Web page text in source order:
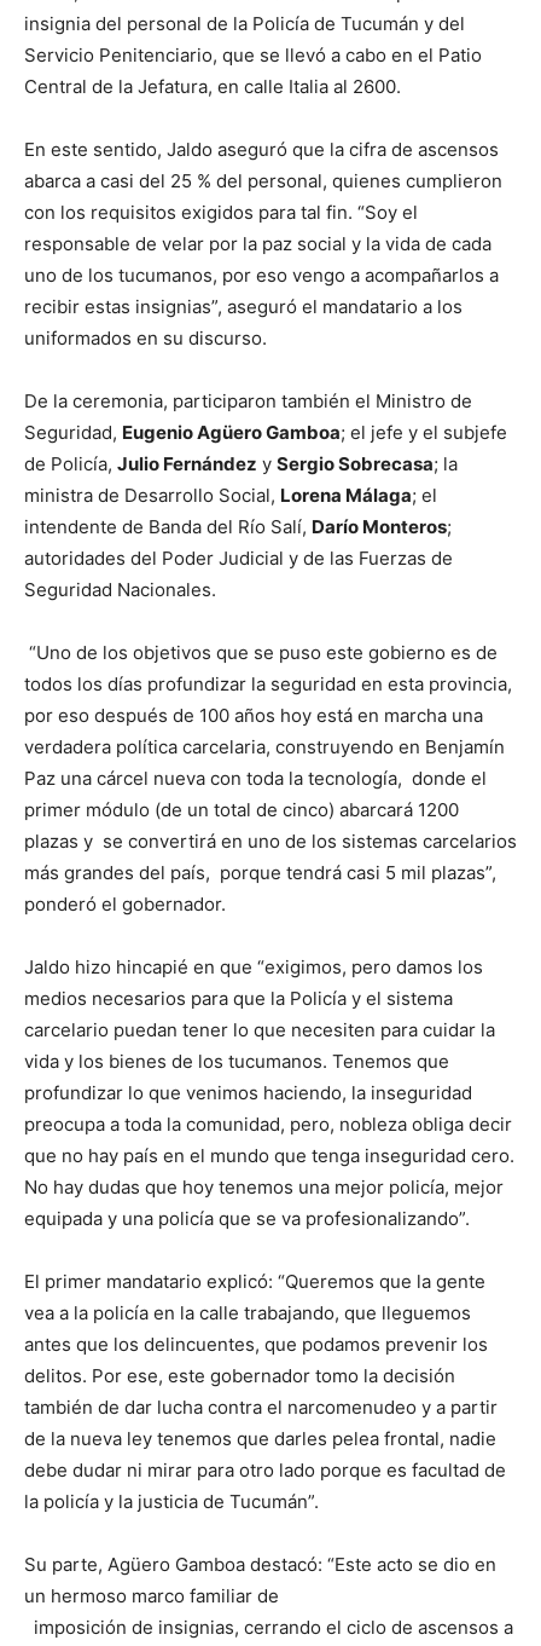
insignia del personal de la Policía de Tucumán y del
Servicio Penitenciario, que se llevó a cabo en el Patio
Central de la Jefatura, en calle Italia al 2600.
En este sentido, Jaldo aseguró que la cifra de ascensos
abarca a casi del 25 % del personal, quienes cumplieron
con los requisitos exigidos para tal fin. “Soy el
responsable de velar por la paz social y la vida de cada
uno de los tucumanos, por eso vengo a acompañarlos a
recibir estas insignias”, aseguró el mandatario a los
uniformados en su discurso.
De la ceremonia, participaron también el Ministro de
Seguridad, Eugenio Agüero Gamboa; el jefe y el subjefe
de Policía, Julio Fernández y Sergio Sobrecasa; la
ministra de Desarrollo Social, Lorena Málaga; el
intendente de Banda del Río Salí, Darío Monteros;
autoridades del Poder Judicial y de las Fuerzas de
Seguridad Nacionales.
“Uno de los objetivos que se puso este gobierno es de
todos los días profundizar la seguridad en esta provincia,
por eso después de 100 años hoy está en marcha una
verdadera política carcelaria, construyendo en Benjamín
Paz una cárcel nueva con toda la tecnología, donde el
primer módulo (de un total de cinco) abarcará 1200
plazas y se convertirá en uno de los sistemas carcelarios
más grandes del país, porque tendrá casi 5 mil plazas”,
ponderó el gobernador.
Jaldo hizo hincapié en que “exigimos, pero damos los
medios necesarios para que la Policía y el sistema
carcelario puedan tener lo que necesiten para cuidar la
vida y los bienes de los tucumanos. Tenemos que
profundizar lo que venimos haciendo, la inseguridad
preocupa a toda la comunidad, pero, nobleza obliga decir
que no hay país en el mundo que tenga inseguridad cero.
No hay dudas que hoy tenemos una mejor policía, mejor
equipada y una policía que se va profesionalizando”.
El primer mandatario explicó: “Queremos que la gente
vea a la policía en la calle trabajando, que lleguemos
antes que los delincuentes, que podamos prevenir los
delitos. Por ese, este gobernador tomo la decisión
también de dar lucha contra el narcomenudeo y a partir
de la nueva ley tenemos que darles pelea frontal, nadie
debe dudar ni mirar para otro lado porque es facultad de
la policía y la justicia de Tucumán”.
Su parte, Agüero Gamboa destacó: “Este acto se dio en
un hermoso marco familiar de
imposición de insignias, cerrando el ciclo de ascensos a